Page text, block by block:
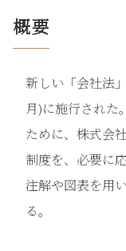
概要
新しい「会社法
月)に施行された
ために、株式会
制度を、必要に
注解や図表を用
る。